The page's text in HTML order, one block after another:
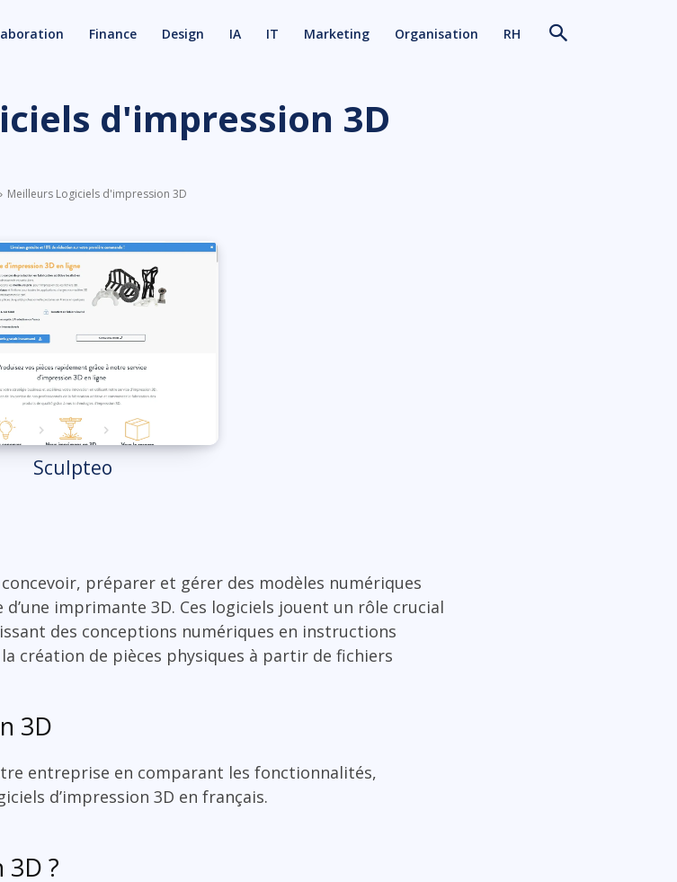
Finance Design IA IT Marketing Organisation RH
d'impression 3D
Meilleurs Logiciels d'impression 3D
Sculpteo
préparer et gérer des modèles numériques
imprimante 3D. Ces logiciels jouent un rôle crucial
des conceptions numériques en instructions
création de pièces physiques à partir de fichiers
3D
entreprise en comparant les fonctionnalités,
d’impression 3D en français.
3D ?